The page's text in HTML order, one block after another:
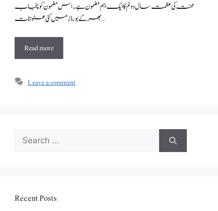
محنت کی عظمت سال دوئم کا ایک اہم مضمون ہے ۔اس مضمون کو پنجاب
بھر کے بورڈز میں کئی عنوانات …
Read more
Leave a comment
Search
for:
Recent Posts